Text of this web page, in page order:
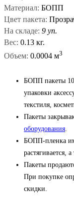
Материал: БОПП
Цвет пакета:
На складе: 9 уп.
Вес: 0.13 кг.
Объем: 0.0004 м3
БОПП пакеты
упаковки
текстиля,
Пакеты
оборудования.
БОПП-пленка
растягивается,
Пакеты
При покупке
скидки.